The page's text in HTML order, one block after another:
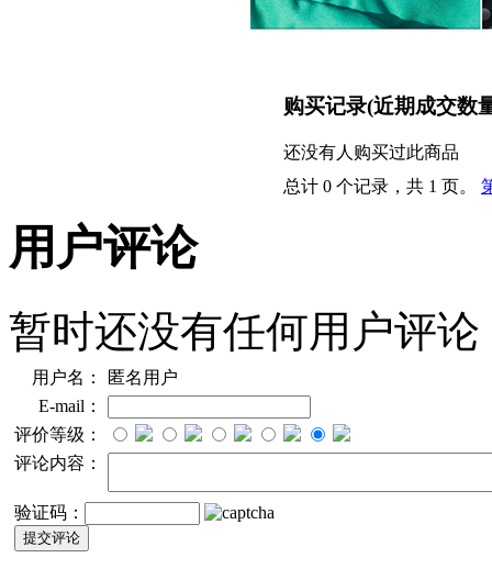
购买记录(近期成交数
还没有人购买过此商品
总计 0 个记录，共 1 页。
用户评论
暂时还没有任何用户评论
用户名：
匿名用户
E-mail：
评价等级：
评论内容：
验证码：